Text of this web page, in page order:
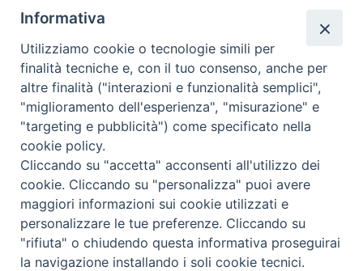
2025 – 03 marzo
Paolo”
Via Cifali 5-7
95123 Catania - Italia
E-mail:redazione@sdbsicilia.org
Informativa
Utilizziamo cookie o tecnologie simili per
finalità tecniche e, con il tuo consenso, anche per
altre finalità ("interazioni e funzionalità semplici",
"miglioramento dell'esperienza", "misurazione" e
"targeting e pubblicità") come specificato nella
cookie policy.
Cliccando su "accetta" acconsenti all'utilizzo dei
cookie. Cliccando su "personalizza" puoi avere
maggiori informazioni sui cookie utilizzati e
personalizzare le tue preferenze. Cliccando su
"rifiuta" o chiudendo questa informativa proseguirai
la navigazione installando i soli cookie tecnici.